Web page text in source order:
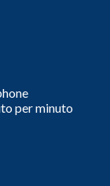
per minuto